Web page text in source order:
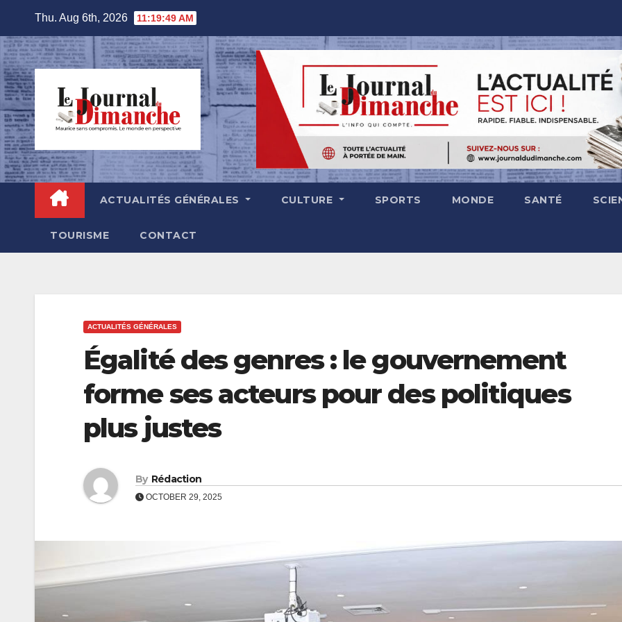
content
Thu. Aug 6th, 2026 11:19:51 AM
ACTUALITÉS GÉNÉRALES CULTURE SPORTS MONDE SANTÉ
TOURISME CONTACT
ACTUALITÉS GÉNÉRALES
Égalité des genres : le gouvernement
forme ses acteurs pour des politiques
plus justes
By Rédaction
OCTOBER 29, 2025
CEB :
Coopération
Pétrole, billets